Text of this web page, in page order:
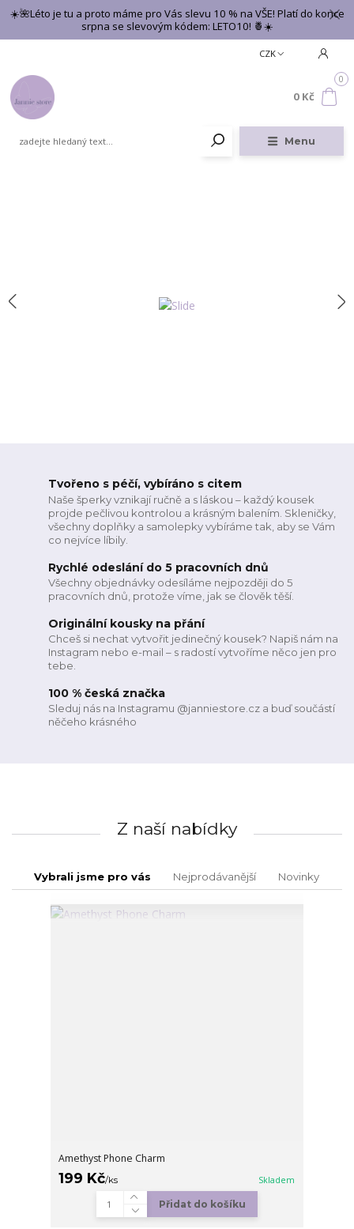
☀️🌺Léto je tu a proto máme pro Vás slevu 10 % na VŠE! Platí do konce
srpna se slevovým kódem: LETO10! 🍍☀️
Menu
CZK
0
0 Kč
Tvořeno s péčí, vybíráno s citem
Naše šperky vznikají ručně a s láskou – každý kousek
projde pečlivou kontrolou a krásným balením. Skleničky,
všechny doplňky a samolepky vybíráme tak, aby se Vám
co nejvíce líbily.
Rychlé odeslání do 5 pracovních dnů
Všechny objednávky odesíláme nejpozději do 5
pracovních dnů, protože víme, jak se člověk těší.
Originální kousky na přání
Chceš si nechat vytvořit jedinečný kousek? Napiš nám na
Instagram nebo e-mail – s radostí vytvoříme něco jen pro
tebe.
100 % česká značka
Sleduj nás na Instagramu @janniestore.cz a buď součástí
něčeho krásného
Z naší nabídky
Vybrali jsme pro vás Nejprodávanější Novinky
Amethyst Phone Charm
199 Kč/ks Skladem
Přidat do košíku